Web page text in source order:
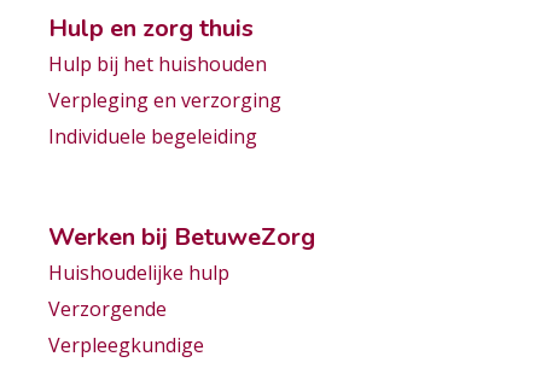
Hulp en zorg thuis
Hulp bij het huishouden
Verpleging en verzorging
Individuele begeleiding
Werken bij BetuweZorg
Huishoudelijke hulp
Verzorgende
Verpleegkundige